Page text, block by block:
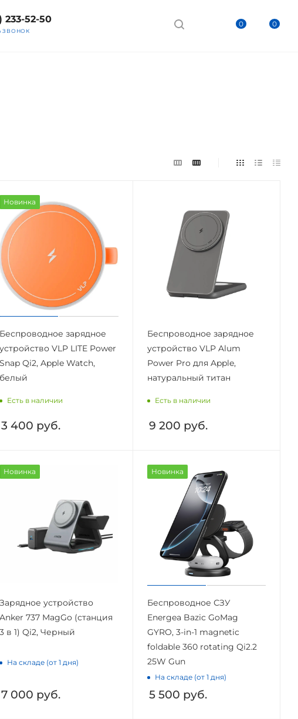
0 0
233-52-50
ЗВОНОК
Новинка
Беспроводное зарядное
устройство VLP LITE Power
Snap Qi2, Apple Watch,
белый
Есть в наличии
3 400 руб.
Беспроводное зарядное
устройство VLP Alum
Power Pro для Apple,
натуральный титан
Есть в наличии
9 200 руб.
Новинка
Зарядное устройство
Anker 737 MagGo (станция
3 в 1) Qi2, Черный
На складе (от 1 дня)
7 000 руб.
Новинка
Беспроводное СЗУ
Energea Bazic GoMag
GYRO, 3-in-1 magnetic
foldable 360 rotating Qi2.2
25W Gun
На складе (от 1 дня)
5 500 руб.